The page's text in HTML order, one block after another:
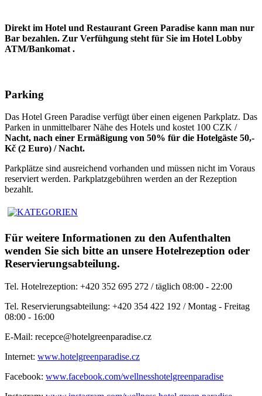
Direkt im Hotel und Restaurant Green Paradise kann man nur
Bar bezahlen. Zur Verfühgung steht für Sie im Hotel Lobby
ATM/Bankomat .
Parking
Das Hotel Green Paradise verfügt über einen eigenen Parkplatz. Das
Parken in unmittelbarer Nähe des Hotels und kostet 100 CZK /
Nacht, nach einer Ermäßigung von 50% für die Hotelgäste 50,-
Kč (2 Euro) / Nacht.
Parkplätze sind ausreichend vorhanden und müssen nicht im Voraus
reserviert werden. Parkplatzgebühren werden an der Rezeption
bezahlt.
Für weitere Informationen zu den Aufenthalten
wenden Sie sich bitte an unsere Hotelrezeption oder
Reservierungsabteilung.
Tel. Hotelrezeption: +420 352 695 272 / täglich 08:00 - 22:00
Tel. Reservierungsabteilung: +420 354 422 192 / Montag - Freitag
08:00 - 16:00
E-Mail: recepce@hotelgreenparadise.cz
Internet: www.hotelgreenparadise.cz
Facebook: www.facebook.com/wellnesshotelgreenparadise